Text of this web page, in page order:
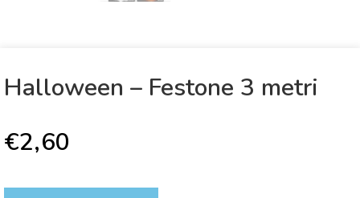
Halloween – Festone 3 metri
€2,60